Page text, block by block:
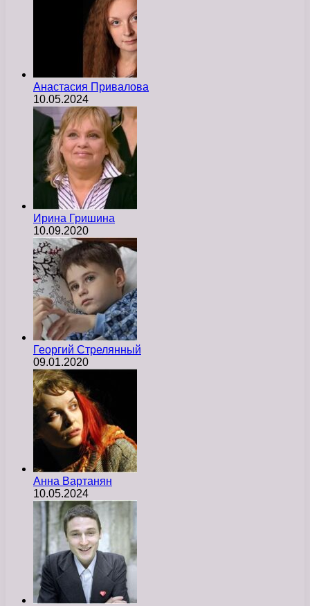
Анастасия Привалова
10.05.2024
Ирина Гришина
10.09.2020
Георгий Стрелянный
09.01.2020
Анна Вартанян
10.05.2024